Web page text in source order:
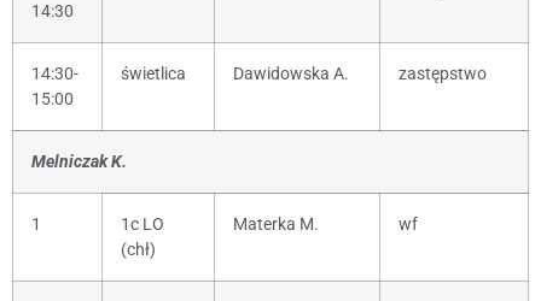
14:30
14:30-
15:00
świetlica Dawidowska A. zastępstwo
Melniczak K.
1
1c LO
(chł)
Materka M. wf